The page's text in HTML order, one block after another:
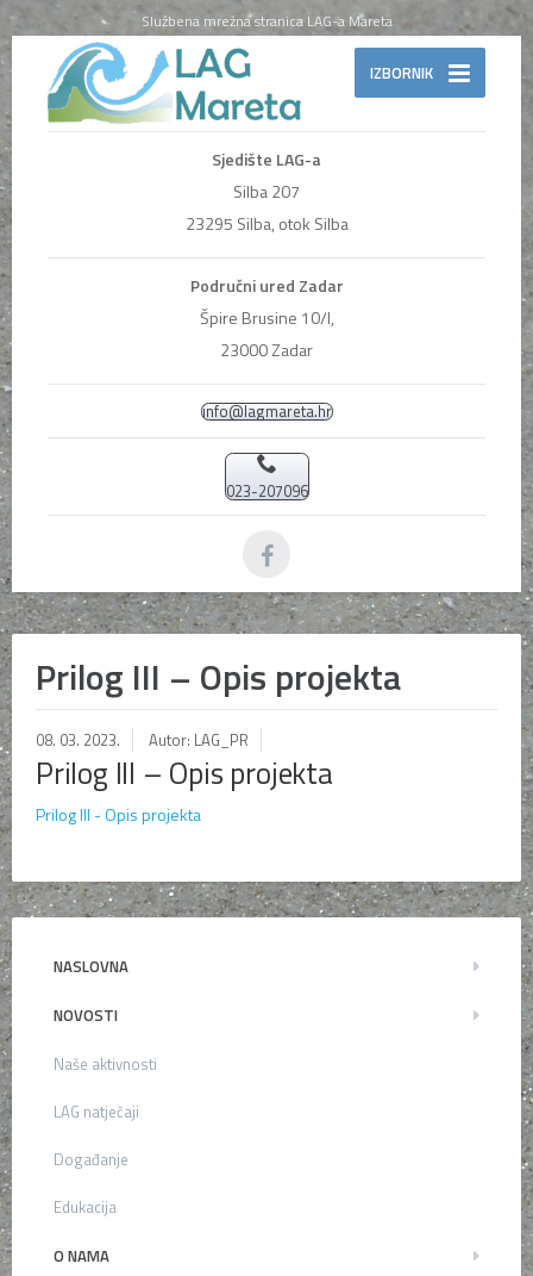
Službena mrežna stranica LAG-a Mareta
IZBORNIK
Sjedište LAG-a
Silba 207
23295 Silba, otok Silba
Područni ured Zadar
Špire Brusine 10/I,
23000 Zadar
info@lagmareta.hr
023-207096
Prilog III – Opis projekta
08. 03. 2023. Autor: LAG_PR
Prilog III – Opis projekta
Prilog III - Opis projekta
NASLOVNA
NOVOSTI
Naše aktivnosti
LAG natječaji
Događanje
Edukacija
O NAMA